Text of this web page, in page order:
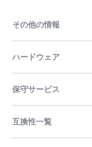
その他の情報
ハードウェア
保守サービス
互換性一覧